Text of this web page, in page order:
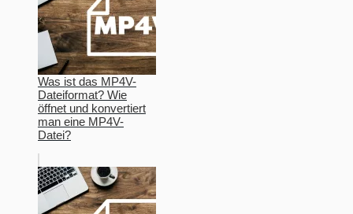
Was ist das MP4V-
Dateiformat? Wie
öffnet und konvertiert
man eine MP4V-
Datei?